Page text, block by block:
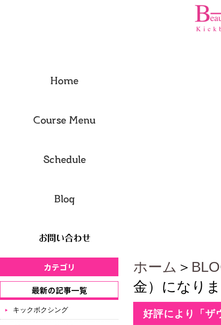
ホーム ＞
金）になり
好評により「ザ
キックボクシング